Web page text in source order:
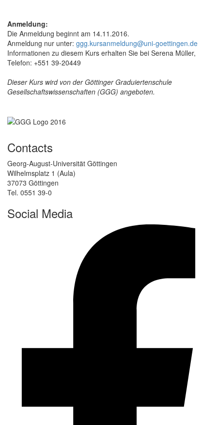
Anmeldung:
Die Anmeldung beginnt am 14.11.2016.
Anmeldung nur unter: ggg.kursanmeldung@uni-goettingen.de
Informationen zu diesem Kurs erhalten Sie bei Serena Müller,
Telefon: +551 39-20449
Dieser Kurs wird von der Göttinger Graduiertenschule
Gesellschaftswissenschaften (GGG) angeboten.
Contacts
Georg-August-Universität Göttingen
Wilhelmsplatz 1 (Aula)
37073 Göttingen
Tel. 0551 39-0
Social Media